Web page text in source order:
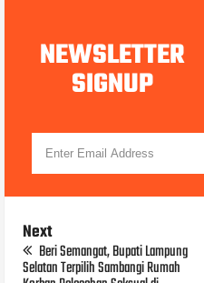
NEWSLETTER
SIGNUP
Next
Beri Semangat, Bupati Lampung
Selatan Terpilih Sambangi Rumah